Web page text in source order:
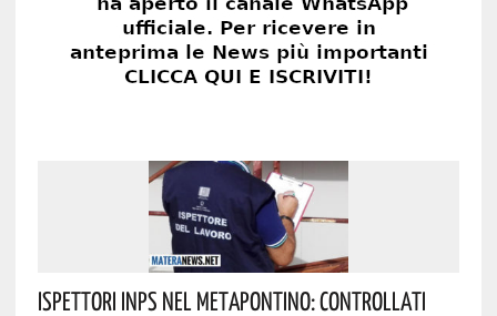
Ispettori INPS Nel Metapontino: Controllati